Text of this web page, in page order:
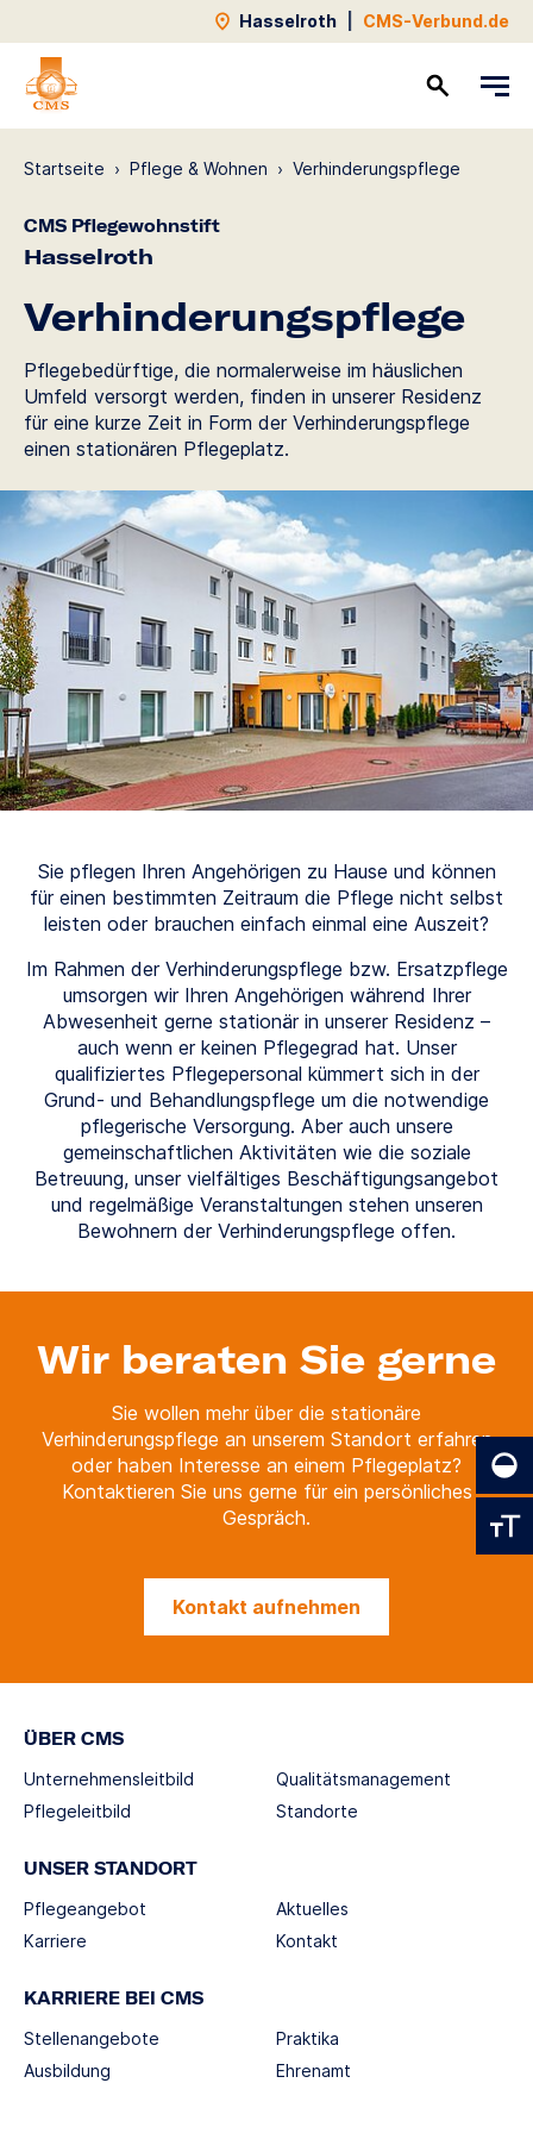
Hasselroth CMS-Verbund.de
Startseite › Pflege & Wohnen › Verhinde­rungs­pflege
CMS Pflegewohnstift
Hasselroth
Verhinde­rungs­pflege
Pflegebedürftige, die normalerweise im häuslichen
Umfeld versorgt werden, finden in unserer Residenz
für eine kurze Zeit in Form der Verhinderungspflege
einen stationären Pflegeplatz.
Sie pflegen Ihren Angehörigen zu Hause und können
für einen bestimmten Zeitraum die Pflege nicht selbst
leisten oder brauchen einfach einmal eine Auszeit?
Im Rahmen der Verhinderungspflege bzw. Ersatzpflege
umsorgen wir Ihren Angehörigen während Ihrer
Abwesenheit gerne stationär in unserer Residenz –
auch wenn er keinen Pflegegrad hat. Unser
qualifiziertes Pflegepersonal kümmert sich in der
Grund- und Behandlungspflege um die notwendige
pflegerische Versorgung. Aber auch unsere
gemeinschaftlichen Aktivitäten wie die soziale
Betreuung, unser vielfältiges Beschäftigungsangebot
und regelmäßige Veranstaltungen stehen unseren
Bewohnern der Verhinderungspflege offen.
Wir beraten Sie gerne
Sie wollen mehr über die stationäre
Verhinderungspflege an unserem Standort erfahren
oder haben Interesse an einem Pflegeplatz?
Kontaktieren Sie uns gerne für ein persönliches
Gespräch.
Kontakt aufnehmen
ÜBER CMS
Unternehmensleitbild
Pflegeleitbild
Qualitätsmanagement
Standorte
UNSER STANDORT
Pflegeangebot
Karriere
Aktuelles
Kontakt
KARRIERE BEI CMS
Stellenangebote
Ausbildung
Praktika
Ehrenamt